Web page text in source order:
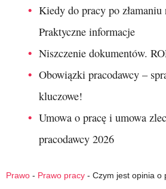
Kiedy do pracy po złamaniu
Praktyczne informacje
Niszczenie dokumentów.
Obowiązki pracodawcy –
kluczowe!
Umowa o pracę i umowa
pracodawcy 2026
Prawo - Prawo pracy - Czym jest opinia o